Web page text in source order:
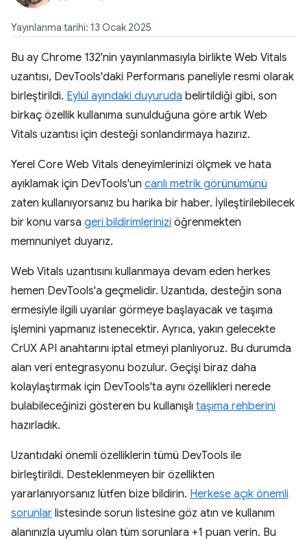
Yayınlanma tarihi: 13 Ocak 2025
Bu ay Chrome 132'nin yayınlanmasıyla birlikte Web Vitals
uzantısı, DevTools'daki Performans paneliyle resmi olarak
birleştirildi. Eylül ayındaki duyuruda belirtildiği gibi, son
birkaç özellik kullanıma sunulduğuna göre artık Web
Vitals uzantısı için desteği sonlandırmaya hazırız.
Yerel Core Web Vitals deneyimlerinizi ölçmek ve hata
ayıklamak için DevTools'un canlı metrik görünümünü
zaten kullanıyorsanız bu harika bir haber. İyileştirilebilecek
bir konu varsa geri bildirimlerinizi öğrenmekten
memnuniyet duyarız.
Web Vitals uzantısını kullanmaya devam eden herkes
hemen DevTools'a geçmelidir. Uzantıda, desteğin sona
ermesiyle ilgili uyarılar görmeye başlayacak ve taşıma
işlemini yapmanız istenecektir. Ayrıca, yakın gelecekte
CrUX API anahtarını iptal etmeyi planlıyoruz. Bu durumda
alan veri entegrasyonu bozulur. Geçişi biraz daha
kolaylaştırmak için DevTools'ta aynı özellikleri nerede
bulabileceğinizi gösteren bu kullanışlı taşıma rehberini
hazırladık.
Uzantıdaki önemli özelliklerin tümü DevTools ile
birleştirildi. Desteklenmeyen bir özellikten
yararlanıyorsanız lütfen bize bildirin. Herkese açık önemli
sorunlar listesinde sorun listesine göz atın ve kullanım
alanınızla uyumlu olan tüm sorunlara +1 puan verin. Bu